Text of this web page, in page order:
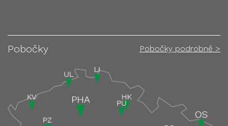
Pobočky Pobočky podrobně >